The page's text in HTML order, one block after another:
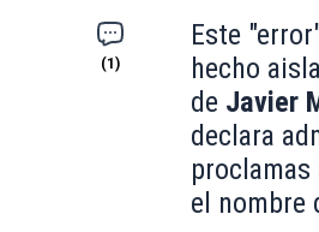
Este
hecho
de Javier
declara
el nombre